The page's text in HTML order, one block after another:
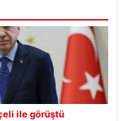
ile görüştü